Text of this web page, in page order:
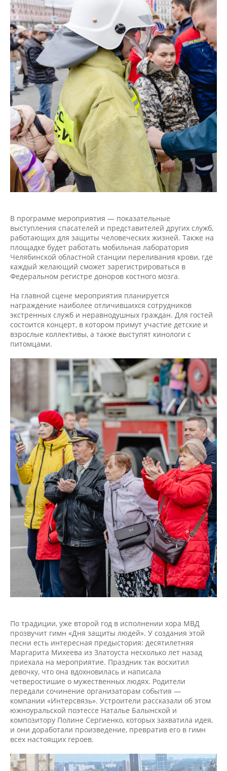
В программе мероприятия — показательные
выступления спасателей и представителей других служб,
работающих для защиты человеческих жизней. Также на
площадке будет работать мобильная лаборатория
Челябинской областной станции переливания крови, где
каждый желающий сможет зарегистрироваться в
Федеральном регистре доноров костного мозга.
На главной сцене мероприятия планируется
награждение наиболее отличившихся сотрудников
экстренных служб и неравнодушных граждан. Для гостей
состоится концерт, в котором примут участие детские и
взрослые коллективы, а также выступят кинологи с
питомцами.
По традиции, уже второй год в исполнении хора МВД
прозвучит гимн «Дня защиты людей». У создания этой
песни есть интересная предыстория: десятилетняя
Маргарита Михеева из Златоуста несколько лет назад
приехала на мероприятие. Праздник так восхитил
девочку, что она вдохновилась и написала
четверостишие о мужественных людях. Родители
передали сочинение организаторам события —
компании «Интерсвязь». Устроители рассказали об этом
южноуральской поэтессе Наталье Балынской и
композитору Полине Сергиенко, которых захватила идея,
и они доработали произведение, превратив его в гимн
всех настоящих героев.